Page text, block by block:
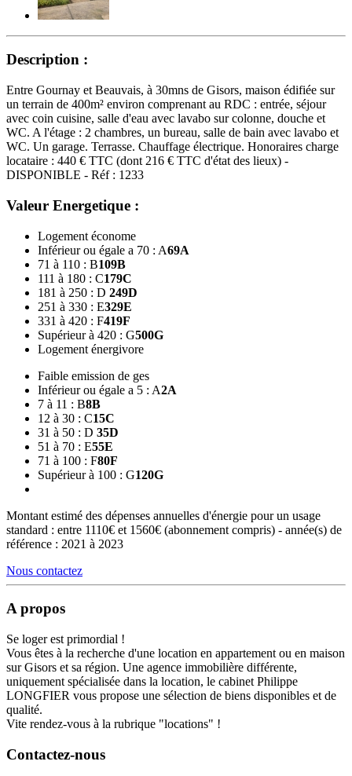
Description :
Entre Gournay et Beauvais, à 30mns de Gisors, maison édifiée sur
un terrain de 400m² environ comprenant au RDC : entrée, séjour
avec coin cuisine, salle d'eau avec lavabo sur colonne, douche et
WC. A l'étage : 2 chambres, un bureau, salle de bain avec lavabo et
WC. Un garage. Terrasse. Chauffage électrique. Honoraires charge
locataire : 440 € TTC (dont 216 € TTC d'état des lieux) -
DISPONIBLE - Réf : 1233
Valeur Energetique :
Logement économe
Inférieur ou égale a 70 : A69A
71 à 110 : B109B
111 à 180 : C179C
181 à 250 : D 249D
251 à 330 : E329E
331 à 420 : F419F
Supérieur à 420 : G500G
Logement énergivore
Faible emission de ges
Inférieur ou égale a 5 : A2A
7 à 11 : B8B
12 à 30 : C15C
31 à 50 : D 35D
51 à 70 : E55E
71 à 100 : F80F
Supérieur à 100 : G120G
Montant estimé des dépenses annuelles d'énergie pour un usage
standard : entre 1110€ et 1560€ (abonnement compris) - année(s) de
référence : 2021 à 2023
Nous contactez
A propos
Se loger est primordial !
Vous êtes à la recherche d'une location en appartement ou en maison
sur Gisors et sa région. Une agence immobilière différente,
uniquement spécialisée dans la location, le cabinet Philippe
LONGFIER vous propose une sélection de biens disponibles et de
qualité.
Vite rendez-vous à la rubrique "locations" !
Contactez-nous